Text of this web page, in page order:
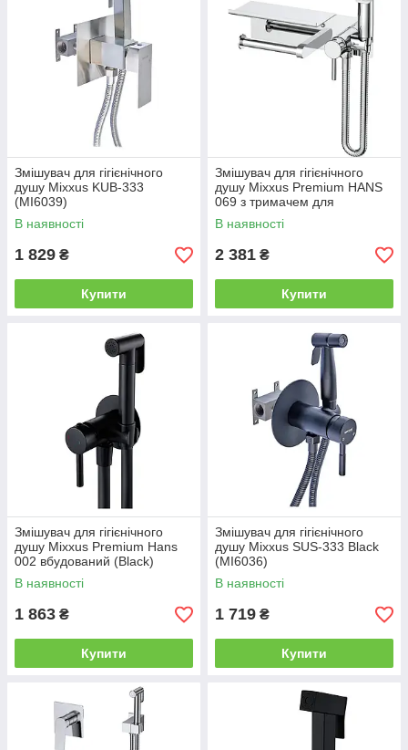
Змішувач для гігієнічного
душу Mixxus KUB-333
(MI6039)
В наявності
1 829 ₴
Купити
Змішувач для гігієнічного
душу Mixxus Premium HANS
069 з тримачем для
туалетного паперу (MI6785)
В наявності
2 381 ₴
Купити
Змішувач для гігієнічного
душу Mixxus Premium Hans
002 вбудований (Black)
(MI5980)
В наявності
1 863 ₴
Купити
Змішувач для гігієнічного
душу Mixxus SUS-333 Black
(MI6036)
В наявності
1 719 ₴
Купити